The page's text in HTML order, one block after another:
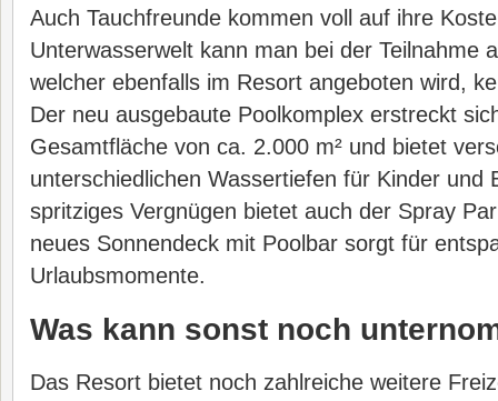
Auch Tauchfreunde kommen voll auf ihre
Unterwasserwelt kann man bei der Teilnahme
welcher ebenfalls im Resort angeboten wird,
Der neu ausgebaute Poolkomplex erstreckt
Gesamtfläche von ca. 2.000 m² und bietet
unterschiedlichen Wassertiefen für Kinder und
spritziges Vergnügen bietet auch der Spray
neues Sonnendeck mit Poolbar sorgt für
Urlaubsmomente.
Was kann sonst noch
Das Resort bietet noch zahlreiche weitere